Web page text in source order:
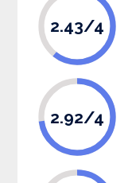
2.43/4
2.92/4